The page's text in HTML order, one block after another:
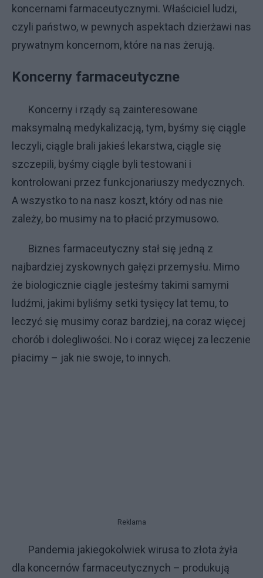
koncernami farmaceutycznymi. Właściciel ludzi,
czyli państwo, w pewnych aspektach dzierżawi nas
prywatnym koncernom, które na nas żerują.
Koncerny farmaceutyczne
Koncerny i rządy są zainteresowane
maksymalną medykalizacją, tym, byśmy się ciągle
leczyli, ciągle brali jakieś lekarstwa, ciągle się
szczepili, byśmy ciągle byli testowani i
kontrolowani przez funkcjonariuszy medycznych.
A wszystko to na nasz koszt, który od nas nie
zależy, bo musimy na to płacić przymusowo.
Biznes farmaceutyczny stał się jedną z
najbardziej zyskownych gałęzi przemysłu. Mimo
że biologicznie ciągle jesteśmy takimi samymi
ludźmi, jakimi byliśmy setki tysięcy lat temu, to
leczyć się musimy coraz bardziej, na coraz więcej
chorób i dolegliwości. No i coraz więcej za leczenie
płacimy – jak nie swoje, to innych.
Reklama
Pandemia jakiegokolwiek wirusa to złota żyła
dla koncernów farmaceutycznych – produkują